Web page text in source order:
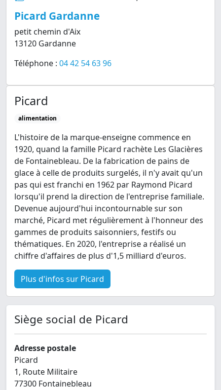
Picard Gardanne
petit chemin d'Aix
13120 Gardanne
Téléphone : 04 42 54 63 96
Picard
alimentation
L'histoire de la marque-enseigne commence en
1920, quand la famille Picard rachète Les Glacières
de Fontainebleau. De la fabrication de pains de
glace à celle de produits surgelés, il n'y avait qu'un
pas qui est franchi en 1962 par Raymond Picard
lorsqu'il prend la direction de l'entreprise familiale.
Devenue aujourd'hui incontournable sur son
marché, Picard met régulièrement à l'honneur des
gammes de produits saisonniers, festifs ou
thématiques. En 2020, l'entreprise a réalisé un
chiffre d'affaires de plus d'1,5 milliard d'euros.
Plus d'infos sur Picard
Siège social de Picard
Adresse postale
Picard
1, Route Militaire
77300 Fontainebleau